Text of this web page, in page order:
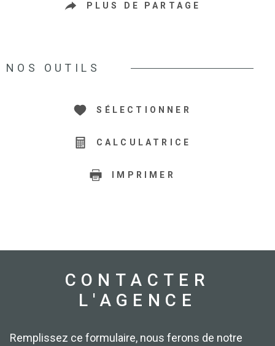
PLUS DE PARTAGE
NOS OUTILS
SÉLECTIONNER
CALCULATRICE
IMPRIMER
CONTACTER
L'AGENCE
Remplissez ce formulaire, nous ferons de notre